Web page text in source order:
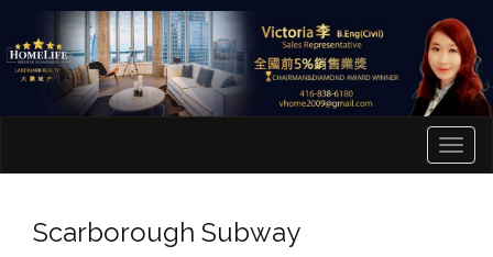
菜
单
Scarborough Subway